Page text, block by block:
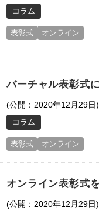
コラム
表彰式 オンライン
バーチャル表彰式
(公開：2020年12月29日)
コラム
表彰式 オンライン
オンライン表彰式
(公開：2020年12月29日)